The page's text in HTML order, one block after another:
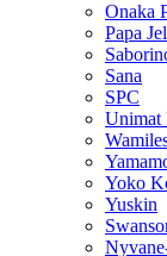
Onaka
Papa
Sana
SPC
Unimat
Yoko
Yuskin